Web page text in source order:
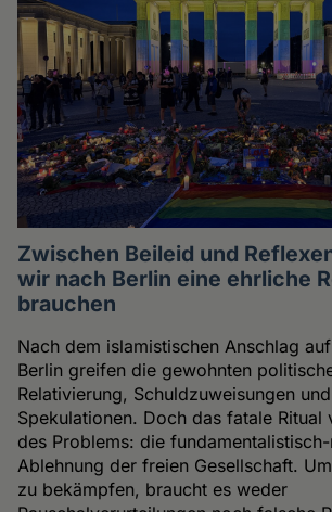
Zwischen Beileid und
wir nach Berlin eine ehrliche
brauchen
Nach dem islamistischen Anschlag
Berlin greifen die gewohnten
Relativierung, Schuldzuweisungen
Spekulationen. Doch das fatale Ritual
des Problems: die
Ablehnung der freien Gesellschaft.
zu bekämpfen, braucht es weder